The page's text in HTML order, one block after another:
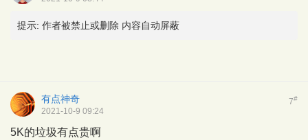
提示: 作者被禁止或删除 内容自动屏蔽
7#
有点神奇
2021-10-9 09:24
5K的垃圾有点贵啊